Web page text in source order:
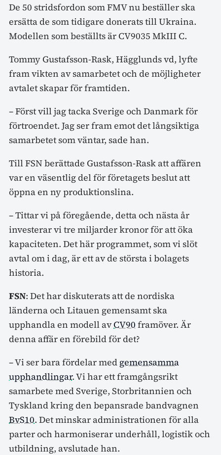
De 50 stridsfordon som FMV nu beställer ska
ersätta de som tidigare donerats till Ukraina.
Modellen som beställts är CV9035 MkIII C.
Tommy Gustafsson-Rask, Hägglunds vd, lyfte
fram vikten av samarbetet och de möjligheter
avtalet skapar för framtiden.
– Först vill jag tacka Sverige och Danmark för
förtroendet. Jag ser fram emot det långsiktiga
samarbetet som väntar, sade han.
Till FSN berättade Gustafsson-Rask att affären
var en väsentlig del för företagets beslut att
öppna en ny produktionslina.
– Tittar vi på föregående, detta och nästa år
investerar vi tre miljarder kronor för att öka
kapaciteten. Det här programmet, som vi slöt
avtal om i dag, är ett av de största i bolagets
historia.
FSN: Det har diskuterats att de nordiska
länderna och Litauen gemensamt ska
upphandla en modell av CV90 framöver. Är
denna affär en förebild för det?
– Vi ser bara fördelar med gemensamma
upphandlingar. Vi har ett framgångsrikt
samarbete med Sverige, Storbritannien och
Tyskland kring den bepansrade bandvagnen
BvS10. Det minskar administrationen för alla
parter och harmoniserar underhåll, logistik och
utbildning, avslutade han.